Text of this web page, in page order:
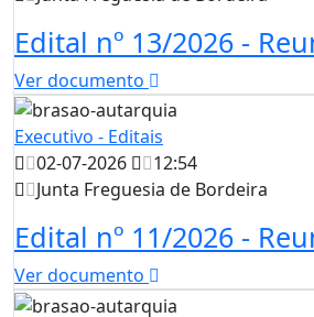
Edital nº 13/2026 -
Ver documento
Executivo - Editais
02-07-2026
12:54
Junta Freguesia de Bordeira
Edital nº 11/2026 -
Ver documento